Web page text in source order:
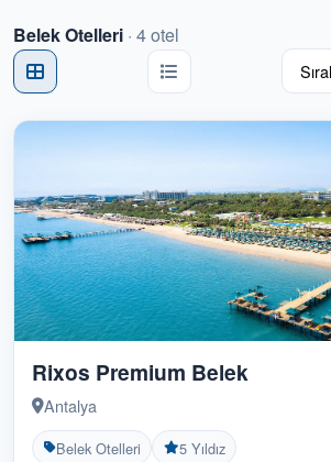
Denize Sıfır Oteller
Didim Otelleri
Dubai Otelleri
Erciyes Kayak Otelleri
Erzurum Otelleri
Fethiye Otelleri
Belek Otelleri · 4otel
Rixos Premium Belek
Antalya
Belek Otelleri 5 Yıldız